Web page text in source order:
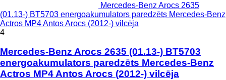
Mercedes-Benz Arocs 2635
(01.13-) BT5703 energoakumulators paredzēts Mercedes-Benz
Actros MP4 Antos Arocs (2012-) vilcēja
4
Mercedes-Benz Arocs 2635 (01.13-) BT5703
energoakumulators paredzēts Mercedes-Benz
Actros MP4 Antos Arocs (2012-) vilcēja